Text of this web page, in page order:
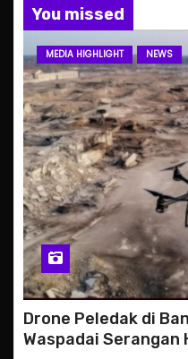
You missed
MEDIA HIGHLIGHT NEWS
Drone Peledak di
Waspadai Serangan